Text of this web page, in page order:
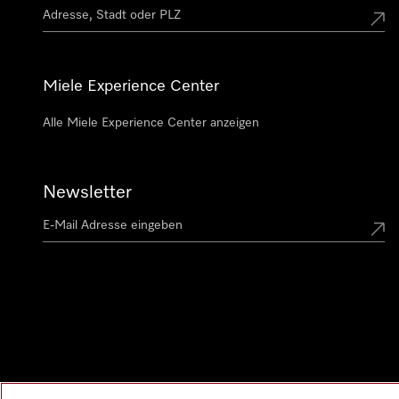
Miele Experience Center
Alle Miele Experience Center anzeigen
Newsletter